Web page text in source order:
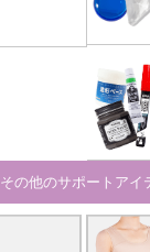
その他のサポートアイ